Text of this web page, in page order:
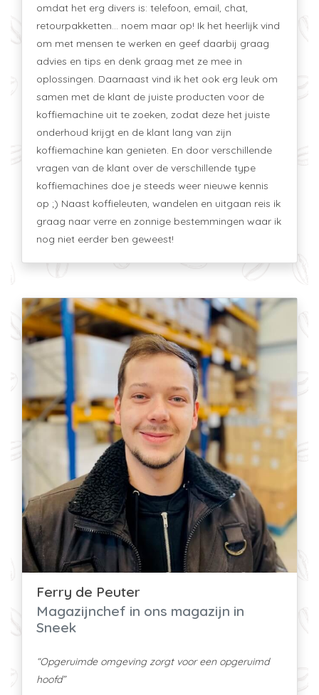
omdat het erg divers is: telefoon, email, chat,
retourpakketten... noem maar op! Ik het heerlijk vind
om met mensen te werken en geef daarbij graag
advies en tips en denk graag met ze mee in
oplossingen. Daarnaast vind ik het ook erg leuk om
samen met de klant de juiste producten voor de
koffiemachine uit te zoeken, zodat deze het juiste
onderhoud krijgt en de klant lang van zijn
koffiemachine kan genieten. En door verschillende
vragen van de klant over de verschillende type
koffiemachines doe je steeds weer nieuwe kennis
op ;) Naast koffieleuten, wandelen en uitgaan reis ik
graag naar verre en zonnige bestemmingen waar ik
nog niet eerder ben geweest!
Ferry de Peuter
Magazijnchef in ons magazijn in
Sneek
“Opgeruimde omgeving zorgt voor een opgeruimd
hoofd”